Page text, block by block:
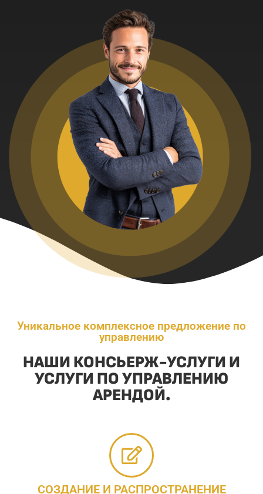
Уникальное комплексное предложение по
управлению
НАШИ КОНСЬЕРЖ-УСЛУГИ И
УСЛУГИ ПО УПРАВЛЕНИЮ
АРЕНДОЙ.
СОЗДАНИЕ И РАСПРОСТРАНЕНИЕ